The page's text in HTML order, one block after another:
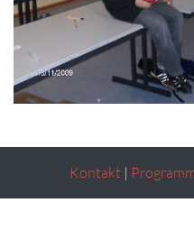
Kontakt |